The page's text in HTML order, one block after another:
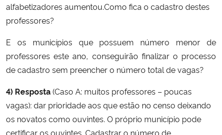
alfabetizadores aumentou.Como fica o cadastro destes
professores?
E os municípios que possuem número menor de
professores este ano, conseguirão finalizar o processo
de cadastro sem preencher o número total de vagas?
4) Resposta(Caso A: muitos professores – poucas
vagas): dar prioridade aos que estão no censo deixando
os novatos como ouvintes. O próprio município pode
certificar os ouvintes. Cadastrar o número de